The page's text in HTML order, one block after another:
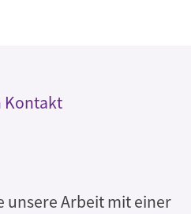
Kontakt
unsere Arbeit mit einer